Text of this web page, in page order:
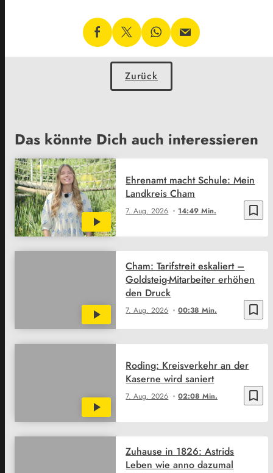
Zurück
Das könnte Dich auch interessieren
bookmark_border
7. Aug. 2026 14:49 Min.
Ehrenamt macht Schule: Mein
Landkreis Cham
bookmark_border
7. Aug. 2026 00:38 Min.
Cham: Tarifstreit eskaliert –
Goldsteig-Mitarbeiter erhöhen
den Druck
bookmark_border
7. Aug. 2026 02:08 Min.
Roding: Kreisverkehr an der
Kaserne wird saniert
Zuhause in 1826: Astrids
Leben wie anno dazumal